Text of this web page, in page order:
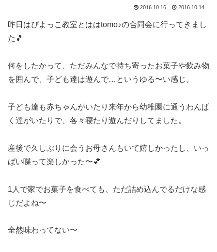
2016.10.16 2016.10.14
昨日はぴよっこ教室とははtomo♪の合同会に行ってきまし
た🎵
何をしたかって、ただみんなで持ち寄ったお菓子や飲み物
を囲んで、子ども達は遊んで…というゆる〜い感じ。
子ども達も赤ちゃんがいたり来年から幼稚園に通うわんぱ
く達がいたりで、各々寝たり遊んだりしてました。
産後で久しぶりに会うお母さんもいて嬉しかったし、いっ
ぱい喋って楽しかった〜💕
1人で家でお菓子を食べても、ただ詰め込んでるだけな感
じだよね〜
全然味わってない〜